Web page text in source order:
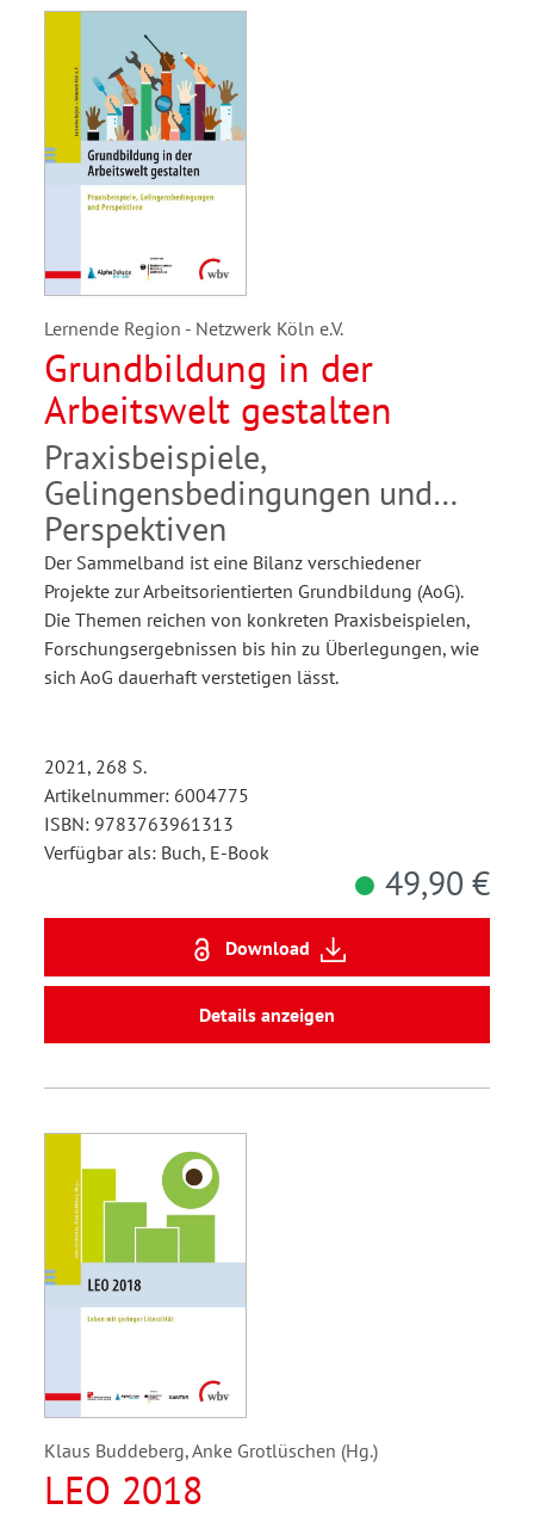
Lernende Region - Netzwerk Köln e.V.
Grundbildung in der
Arbeitswelt gestalten
Praxisbeispiele,
Gelingensbedingungen und
Perspektiven
Der Sammelband ist eine Bilanz verschiedener
Projekte zur Arbeitsorientierten Grundbildung (AoG).
Die Themen reichen von konkreten Praxisbeispielen,
Forschungsergebnissen bis hin zu Überlegungen, wie
sich AoG dauerhaft verstetigen lässt.
2021, 268 S.
Artikelnummer: 6004775
ISBN: 9783763961313
Verfügbar als: Buch, E-Book
49,90 €
Download
Details anzeigen
Klaus Buddeberg, Anke Grotlüschen (Hg.)
LEO 2018